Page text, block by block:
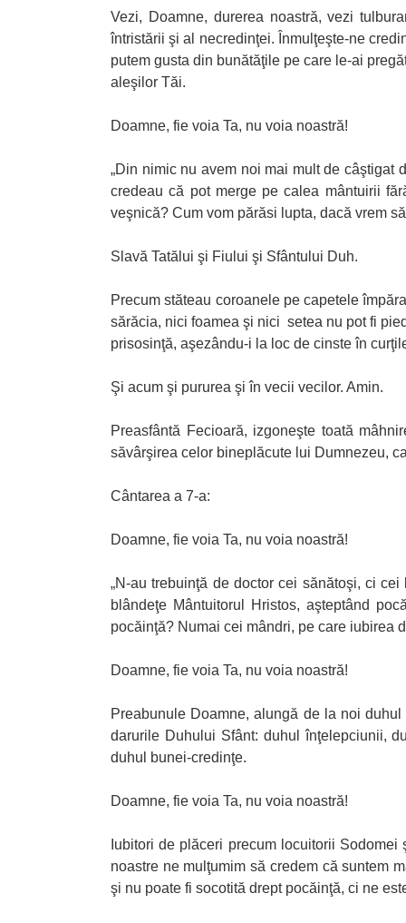
Vezi, Doamne, durerea noastră, vezi
întristării şi al necredinţei. Înmulţeşte-ne
putem gusta din bunătăţile pe care le-ai
aleşilor Tăi.
Doamne, fie voia Ta, nu voia noastră!
„Din nimic nu avem noi mai mult de câştigat
credeau că pot merge pe calea mântuirii
veşnică? Cum vom părăsi lupta, dacă vrem
Slavă Tatălui şi Fiului şi Sfântului Duh.
Precum stăteau coroanele pe capetele
sărăcia, nici foamea şi nici setea nu pot fi
prisosinţă, aşezându-i la loc de cinste în
Şi acum şi pururea şi în vecii vecilor. Amin.
Preasfântă Fecioară, izgoneşte toată
săvârşirea celor bineplăcute lui Dumnezeu,
Cântarea a 7-a:
Doamne, fie voia Ta, nu voia noastră!
„N-au trebuinţă de doctor cei sănătoşi, ci
blândeţe Mântuitorul Hristos, aşteptând
pocăinţă? Numai cei mândri, pe care iubirea
Doamne, fie voia Ta, nu voia noastră!
Preabunule Doamne, alungă de la noi
darurile Duhului Sfânt: duhul înţelepciunii,
duhul bunei-credinţe.
Doamne, fie voia Ta, nu voia noastră!
Iubitori de plăceri precum locuitorii
noastre ne mulţumim să credem că suntem
şi nu poate fi socotită drept pocăinţă, ci ne